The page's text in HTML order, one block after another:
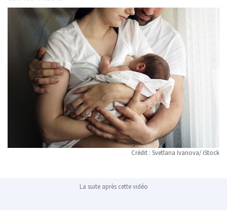
Crédit : Svetlana Ivanova/ iStock
La suite après cette vidéo